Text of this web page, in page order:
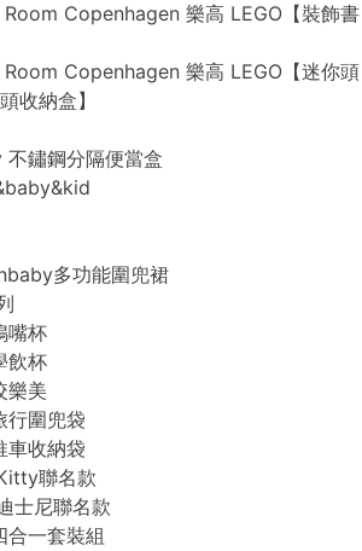
Copenhagen 樂高 LEGO【裝飾書
Copenhagen 樂高 LEGO【迷你頭
收納盒】
鏽鋼分隔便當盒
多功能圍兜裙
嘴杯
飲杯
樂美
行圍兜袋
車收納袋
聯名款
士尼聯名款
合一套裝組